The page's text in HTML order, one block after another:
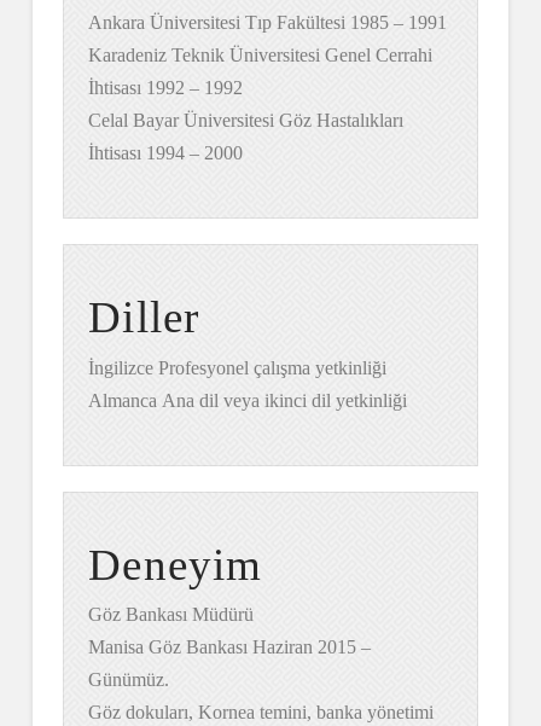
Ankara Üniversitesi Tıp Fakültesi 1985 – 1991
Karadeniz Teknik Üniversitesi Genel Cerrahi
İhtisası 1992 – 1992
Celal Bayar Üniversitesi Göz Hastalıkları
İhtisası 1994 – 2000
Diller
İngilizce Profesyonel çalışma yetkinliği
Almanca Ana dil veya ikinci dil yetkinliği
Deneyim
Göz Bankası Müdürü
Manisa Göz Bankası Haziran 2015 –
Günümüz.
Göz dokuları, Kornea temini, banka yönetimi